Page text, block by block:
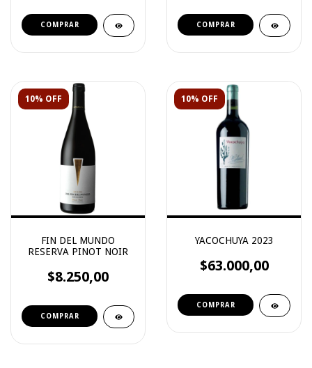
10% OFF
FIN DEL MUNDO
RESERVA PINOT NOIR
$8.250,00
10% OFF
YACOCHUYA 2023
$63.000,00